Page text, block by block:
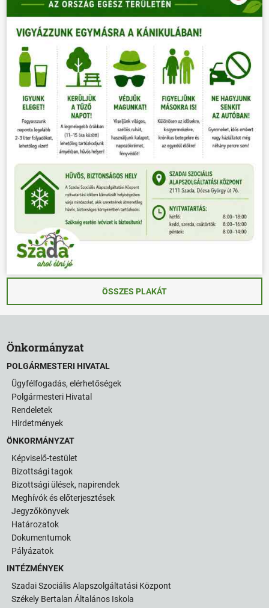
ÖSSZES PLAKÁT
Önkormányzat
POLGÁRMESTERI HIVATAL
Ügyfélfogadás, elérhetőségek
Polgármesteri Hivatal
Rendeletek
Hirdetmények
ÖNKORMÁNYZAT
Képviselő-testület
Bizottsági tagok
Bizottsági ülések, napirendek
Meghívók és előterjesztések
Jegyzőkönyvek
Határozatok
Dokumentumok
Pályázatok
INTÉZMÉNYEK
Szadai Szociális Alapszolgáltatási Központ
Székely Bertalan Általános Iskola